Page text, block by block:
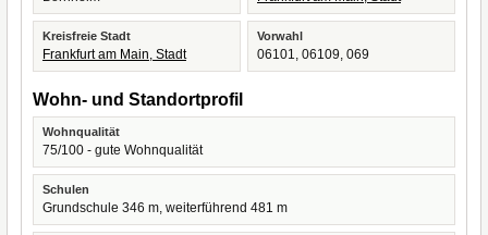
Kreisfreie Stadt
Frankfurt am Main, Stadt
Vorwahl
06101, 06109, 069
Wohn- und Standortprofil
Wohnqualität
75/100 - gute Wohnqualität
Schulen
Grundschule 346 m, weiterführend 481 m